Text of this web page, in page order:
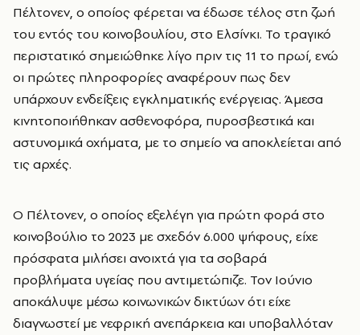
Πέλτονεν, ο οποίος φέρεται να έδωσε τέλος στη ζωή
του εντός του κοινοβουλίου, στο Ελσίνκι. Το τραγικό
περιστατικό σημειώθηκε λίγο πριν τις 11 το πρωί, ενώ
οι πρώτες πληροφορίες αναφέρουν πως δεν
υπάρχουν ενδείξεις εγκληματικής ενέργειας. Άμεσα
κινητοποιήθηκαν ασθενοφόρα, πυροσβεστικά και
αστυνομικά οχήματα, με το σημείο να αποκλείεται από
τις αρχές.
Ο Πέλτονεν, ο οποίος εξελέγη για πρώτη φορά στο
κοινοβούλιο το 2023 με σχεδόν 6.000 ψήφους, είχε
πρόσφατα μιλήσει ανοιχτά για τα σοβαρά
προβλήματα υγείας που αντιμετώπιζε. Τον Ιούνιο
αποκάλυψε μέσω κοινωνικών δικτύων ότι είχε
διαγνωστεί με νεφρική ανεπάρκεια και υποβαλλόταν